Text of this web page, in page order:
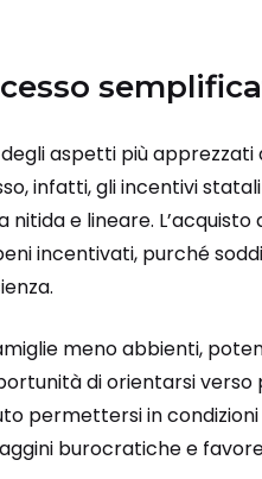
aspetti più apprezzati
infatti, gli incentivi
nitida e lineare.
incentivati, purché
meno abbienti,
di orientarsi
permettersi in
burocratiche e